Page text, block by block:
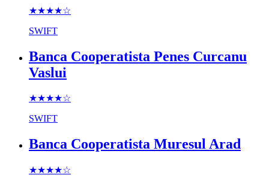
★★★★☆
SWIFT
Banca Cooperatista Penes Curcanu
Vaslui
★★★★☆
SWIFT
Banca Cooperatista Muresul Arad
★★★★☆